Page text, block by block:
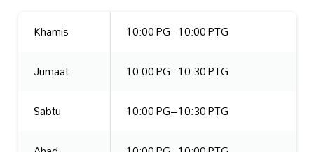
Khamis
10:00 PG–10:00 PTG
Jumaat
10:00 PG–10:30 PTG
Sabtu
10:00 PG–10:30 PTG